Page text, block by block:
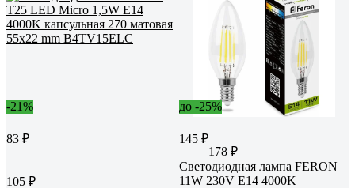
-21%
83 ₽
105 ₽
до -25%
145 ₽
178 ₽
Светодиодная лампа FERON
11W 230V E14 4000K